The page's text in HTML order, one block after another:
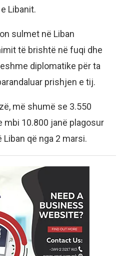
Libanit.
sulmet në Liban
të brishtë në fuqi dhe
diplomatike për ta
prishjen e tij.
më shumë se 3.550
mbi 10.800 janë plagosur
që nga 2 marsi.